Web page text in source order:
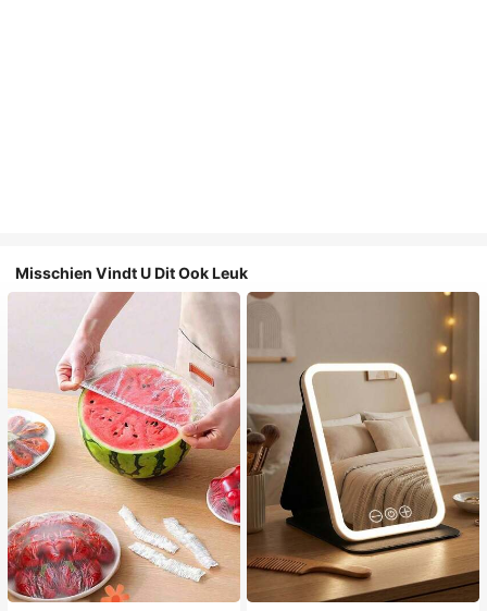
Misschien Vindt U Dit Ook Leuk